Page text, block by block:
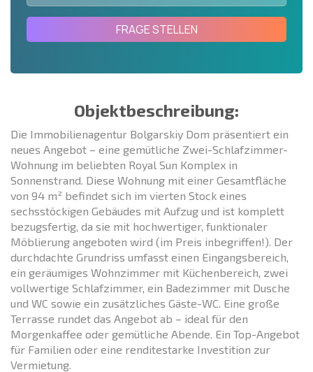
FRAGE STELLEN
Objektbeschreibung:
Die Immobilienagentur Bolgarskiy Dom präsentiert ein
neues Angebot – eine gemütliche Zwei-Schlafzimmer-
Wohnung im beliebten Royal Sun Komplex in
Sonnenstrand. Diese Wohnung mit einer Gesamtfläche
von 94 m² befindet sich im vierten Stock eines
sechsstöckigen Gebäudes mit Aufzug und ist komplett
bezugsfertig, da sie mit hochwertiger, funktionaler
Möblierung angeboten wird (im Preis inbegriffen!). Der
durchdachte Grundriss umfasst einen Eingangsbereich,
ein geräumiges Wohnzimmer mit Küchenbereich, zwei
vollwertige Schlafzimmer, ein Badezimmer mit Dusche
und WC sowie ein zusätzliches Gäste-WC. Eine große
Terrasse rundet das Angebot ab – ideal für den
Morgenkaffee oder gemütliche Abende. Ein Top-Angebot
für Familien oder eine renditestarke Investition zur
Vermietung.